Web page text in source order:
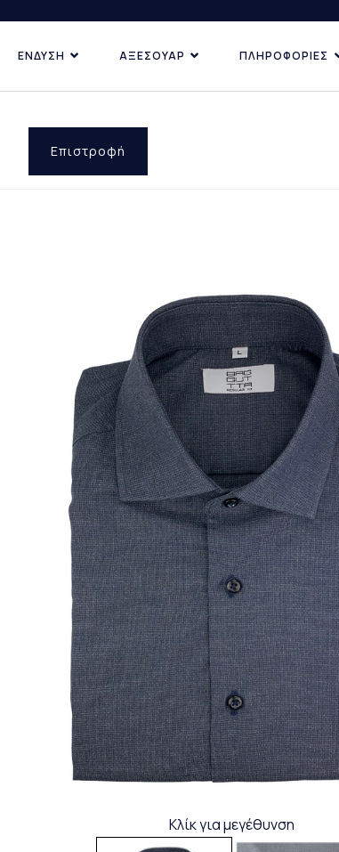
ΕΝΔΥΣΗ ΑΞΕΣΟΥΑΡ ΠΛΗΡΟΦΟΡΙΕΣ
Επιστροφή
Κλίκ για μεγέθυνση